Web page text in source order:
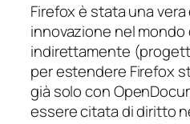
Firefox è stata una
innovazione nel
indirettamente
per estendere Firefox
già solo con
essere citata di diritto